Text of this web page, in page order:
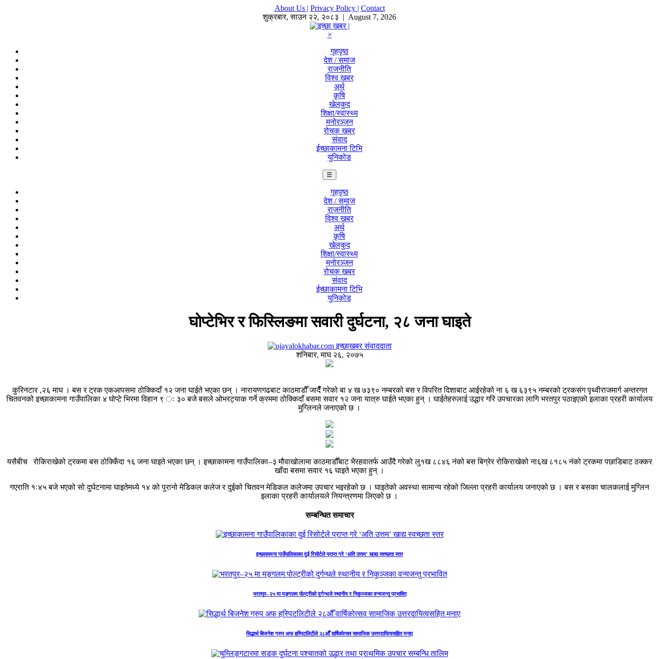
About Us | Privacy Policy | Contact
शुक्रबार,साउन २२, २०८३ | August 7, 2026
×
गृहपृष्ठ
देश / समाज
राजनीति
विश्व खबर
अर्थ
कृषि
खेलकुद
शिक्षा/स्वास्थ्य
मनोरञ्जन
रोचक खबर
संवाद
ईच्छाकामना टिभि
युनिकोड
☰
गृहपृष्ठ
देश / समाज
राजनीति
विश्व खबर
अर्थ
कृषि
खेलकुद
शिक्षा/स्वास्थ्य
मनोरञ्जन
रोचक खबर
संवाद
ईच्छाकामना टिभि
युनिकोड
घोप्टेभिर र फिस्लिङमा सवारी दुर्घटना, २८ जना घाइते
इच्छाखबर संवाददाता
शनिबार, माघ २६, २०७५
कुरिनटार ,२६ माघ । बस र ट्रक एकआपसमा ठोक्किदाँ १२ जना घाईते भएका छन् । नारायणगढबाट काठमाडौँ जादैँ गरेको बा ४ ख ७३९० नम्बरको बस र विपरित दिशाबाट आईरहेको ना ६ ख ६३९५ नम्बरको ट्रकसंग पृथ्वीराजमार्ग अन्तरगत
चितवनको इच्छाकामना गाउँपालिका ४ घोप्टे भिरमा विहान ९ ः ३० बजे बसले ओभरट्याक गर्ने क्रममा ठोक्किदाँ बसमा सवार १२ जना यात्रु घाईते भएका हुन् । घाईतेहरुलाई उद्धार गरि उपचारका लागि भरतपुर पठाइएको इलाका प्रहरी कार्यालय
मुग्लिनले जनाएको छ ।
यसैबीच रोकिराखेको ट्रकमा बस ठोक्किँदा १६ जना घाइते भएका छन् । इच्छाकामना गाउँपालिका–३ मौवाखोलामा काठमाडौँबाट भैरहवातर्फ आउँदै गरेको लु१ख ८८४६ नंको बस बिग्रेर रोकिराखेको ना६ख ८१८५ नंको ट्रकमा पछाडिबाट ठक्कर
खाँदा बसमा सवार १६ घाइते भएका हुन् ।
गएराति १ः४५ बजे भएको सो दुर्घटनामा घाइतेमध्ये १४ को पुरानो मेडिकल कलेज र दुईको चितवन मेडिकल कलेजमा उपचार भइरहेको छ । घाइतेको अवस्था सामान्य रहेको जिल्ला प्रहरी कार्यालय जनाएको छ । बस र बसका चालकलाई मुग्लिन
इलाका प्रहरी कार्यालयले नियन्त्रणमा लिएको छ ।
सम्बन्धित समाचार
इच्छाकामना गाउँपालिकाका दुई रिसोर्टले प्राप्त गरे ‘अति उत्तम’ खाद्य स्वच्छता स्तर
भरतपुर–२५ मा मङ्गलम पोल्ट्रीको दुर्गन्धले स्थानीय र निकुञ्जका वन्यजन्तु प्रभावित
सिद्धार्थ बिजनेश ग्रुप अफ हस्पिटलिटीले २८औँ वार्षिकोत्सव सामाजिक उत्तरदायित्वसहित मनाए